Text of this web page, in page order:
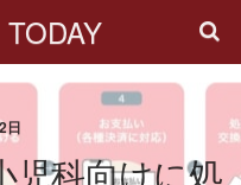
日
児科向けに処